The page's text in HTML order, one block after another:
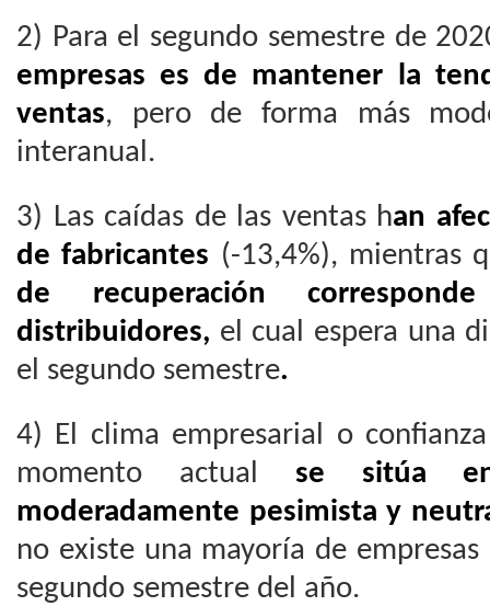
2) Para el segundo semestre de
empresas es de mantener la
ventas, pero de forma más
interanual.
3) Las caídas de las ventas han
de fabricantes (-13,4%), mientras
de recuperación
distribuidores, el cual espera una
el segundo semestre.
4) El clima empresarial o
momento actual se sitúa
moderadamente pesimista y
no existe una mayoría de
segundo semestre del año.